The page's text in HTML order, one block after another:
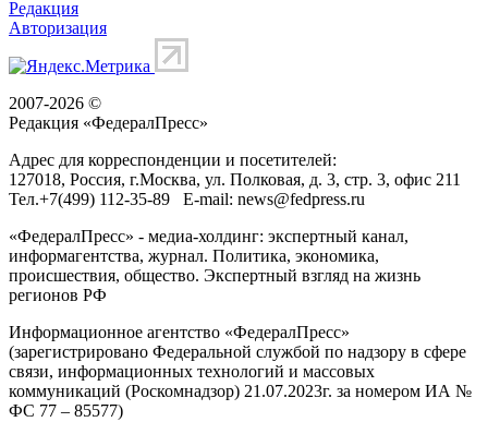
Редакция
Авторизация
2007-2026 ©
Редакция «ФедералПресс»
Адрес для корреспонденции и посетителей:
127018, Россия, г.Москва, ул. Полковая, д. 3, стр. 3, офис 211
Тел.+7(499) 112-35-89 E-mail: news@fedpress.ru
«ФедералПресс» - медиа-холдинг: экспертный канал,
информагентства, журнал. Политика, экономика,
происшествия, общество. Экспертный взгляд на жизнь
регионов РФ
Информационное агентство «ФедералПресс»
(зарегистрировано Федеральной службой по надзору в сфере
связи, информационных технологий и массовых
коммуникаций (Роскомнадзор) 21.07.2023г. за номером ИА №
ФС 77 – 85577)